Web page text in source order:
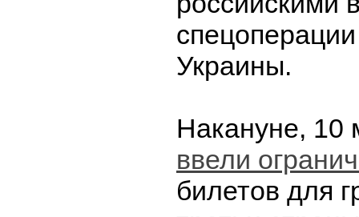
Украины.
Накануне, 10
ввели
билетов для